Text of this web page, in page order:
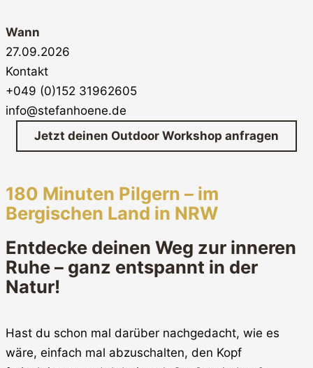
Wann
27.09.2026
Kontakt
+049 (0)152 31962605
info@stefanhoene.de
Jetzt deinen Outdoor Workshop anfragen
180 Minuten Pilgern – im
Bergischen Land in NRW
Entdecke deinen Weg zur inneren
Ruhe – ganz entspannt in der
Natur!
Hast du schon mal darüber nachgedacht, wie es
wäre, einfach mal abzuschalten, den Kopf